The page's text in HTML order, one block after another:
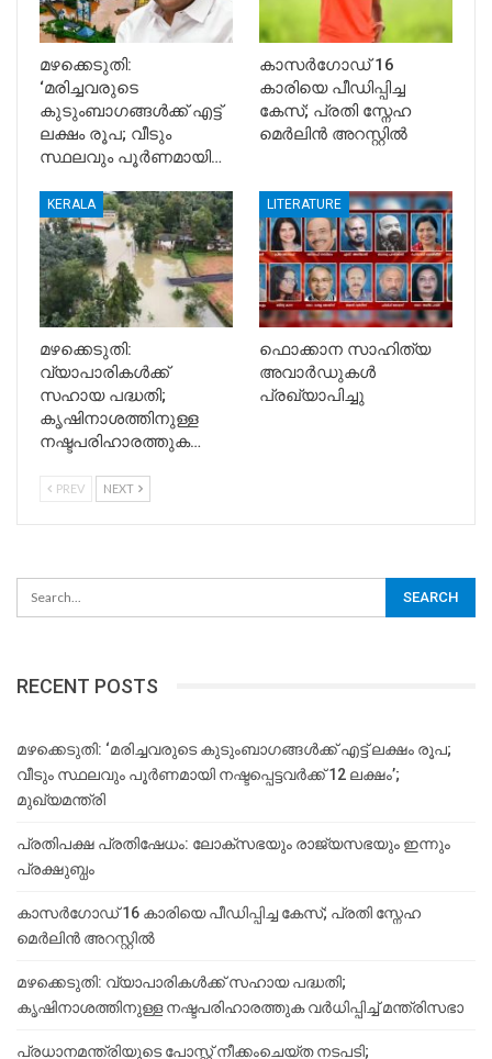
മഴക്കെടുതി:
‘മരിച്ചവരുടെ
കുടുംബാഗങ്ങൾക്ക് എട്ട്
ലക്ഷം രൂപ; വീടും
സ്ഥലവും പൂർണമായി…
കാസർഗോഡ് 16
കാരിയെ പീഡിപ്പിച്ച
കേസ്; പ്രതി സ്നേഹ
മെർലിൻ അറസ്റ്റിൽ
KERALA
മഴക്കെടുതി:
വ്യാപാരികൾക്ക്
സഹായ പദ്ധതി;
കൃഷിനാശത്തിനുള്ള
നഷ്ടപരിഹാരത്തുക…
LITERATURE
ഫൊക്കാന സാഹിത്യ
അവാർഡുകൾ
പ്രഖ്യാപിച്ചു
PREV NEXT
RECENT POSTS
മഴക്കെടുതി: ‘മരിച്ചവരുടെ കുടുംബാഗങ്ങൾക്ക് എട്ട് ലക്ഷം രൂപ;
വീടും സ്ഥലവും പൂർണമായി നഷ്ടപ്പെട്ടവർക്ക് 12 ലക്ഷം’;
മുഖ്യമന്ത്രി
പ്രതിപക്ഷ പ്രതിഷേധം: ലോക്സഭയും രാജ്യസഭയും ഇന്നും
പ്രക്ഷുബ്ധം
കാസർഗോഡ് 16 കാരിയെ പീഡിപ്പിച്ച കേസ്; പ്രതി സ്നേഹ
മെർലിൻ അറസ്റ്റിൽ
മഴക്കെടുതി: വ്യാപാരികൾക്ക് സഹായ പദ്ധതി;
കൃഷിനാശത്തിനുള്ള നഷ്ടപരിഹാരത്തുക വർ‌ധിപ്പിച്ച് മന്ത്രിസഭാ
പ്രധാനമന്ത്രിയുടെ പോസ്റ്റ് നീക്കംചെയ്ത നടപടി;